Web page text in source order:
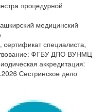
процедурной
медицинский
специалиста,
ФГБУ ДПО ВУНМЦ
аккредитация:
Сестринское дело